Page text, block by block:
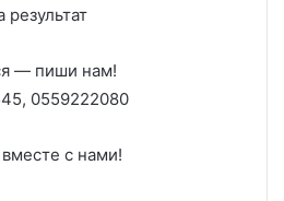
— пиши нам!
0559222080
с нами!